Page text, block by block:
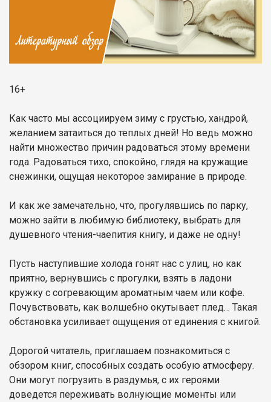
16+
Как часто мы ассоциируем зиму с грустью, хандрой,
желанием затаиться до теплых дней! Но ведь можно
найти множество причин радоваться этому времени
года. Радоваться тихо, спокойно, глядя на кружащие
снежинки, ощущая некоторое замирание в природе.
И как же замечательно, что, прогулявшись по парку,
можно зайти в любимую библиотеку, выбрать для
душевного чтения-чаепития книгу, и даже не одну!
Пусть наступившие холода гонят нас с улиц, но как
приятно, вернувшись с прогулки, взять в ладони
кружку с согревающим ароматным чаем или кофе.
Почувствовать, как волшебно окутывает плед… Такая
обстановка усиливает ощущения от единения с книгой.
Дорогой читатель, приглашаем познакомиться с
обзором книг, способных создать особую атмосферу.
Они могут погрузить в раздумья, с их героями
доведется переживать волнующие моменты или